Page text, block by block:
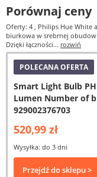
Porównaj ceny
Oferty: 4 , Philips Hue White
biurkowa w srebrnej
Dzięki łączności... rozwiń
POLECANA OFERTA
Smart Light Bulb
Lumen Number of
929002376703
520,99 zł
Wysyłka: do 3 dni
Przejdź do sklepu >